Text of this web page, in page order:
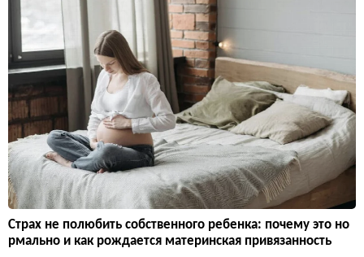
Страх не полюбить собственного ребенка: почему это но
рмально и как рождается материнская привязанность